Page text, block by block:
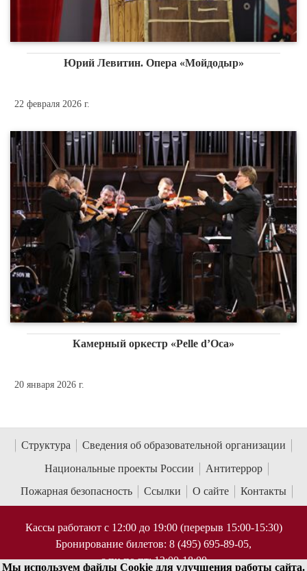
Юрий Левитин. Опера «Мойдодыр»
22 февраля 2026 г.
Камерный оркестр «Pelle d’Oсa»
20 января 2026 г.
Структура
Сведения об образовательной организации
Национальные проекты России
Антитеррор
Пожарная безопасность
Ссылки О сайте Контакты
Кассы работают с 12:00 до 19:00 (перерыв 15:00-15:30)
Бронирование билетов: 8 (495) 695-89-05,
с пн по пт; 12:00-18:00
Мы используем файлы Cookie для улучшения работы сайта.